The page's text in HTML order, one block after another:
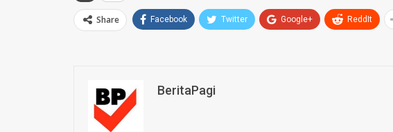
Share Facebook Twitter Google+ ReddIt
BeritaPagi